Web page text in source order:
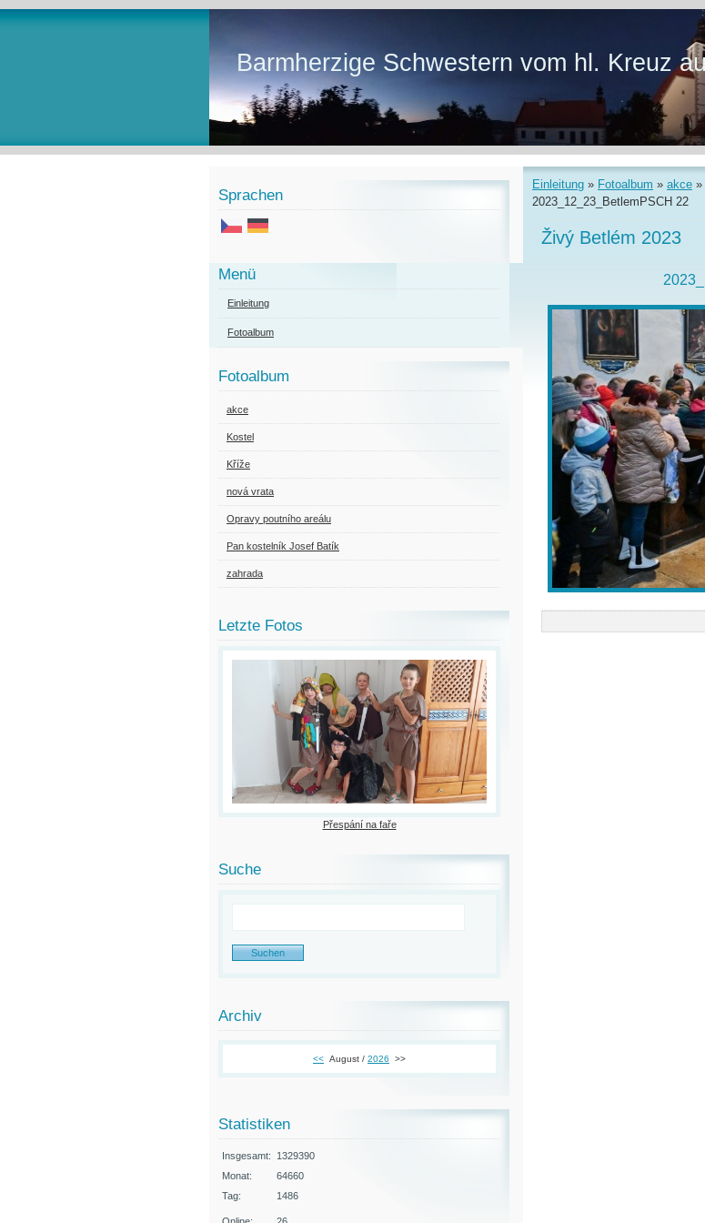
Barmherzige Schwestern vom hl. Kreuz
Einleitung » Fotoalbum » akce »
2023_12_23_BetlemPSCH 22
Živý Betlém 2023
Sprachen
Menü
Einleitung
Fotoalbum
Fotoalbum
akce
Kostel
Kříže
nová vrata
Opravy poutního areálu
Pan kostelník Josef Batík
zahrada
Letzte Fotos
Přespání na faře
Suche
Archiv
<< August / 2026 >>
Statistiken
Insgesamt:
1329390
Monat:
64660
Tag:
1486